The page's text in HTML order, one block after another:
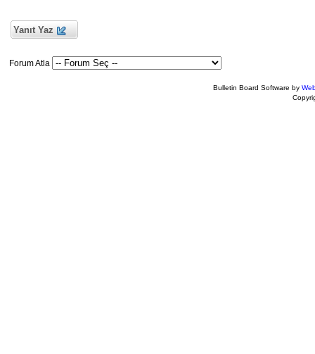
Yanıt Yaz
Forum Atla
Bulletin Board Software by